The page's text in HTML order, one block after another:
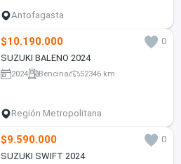
Antofagasta
$10.190.000
0
SUZUKI BALENO 2024
2024 Bencina 52346 km
Región Metropolitana
$9.590.000
0
SUZUKI SWIFT 2024